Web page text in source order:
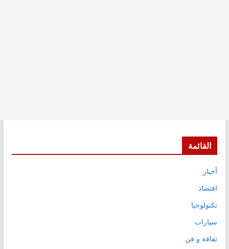
القائمة
أخبار
اقتصاد
تكنولوجيا
سيارات
ثقافة و فن